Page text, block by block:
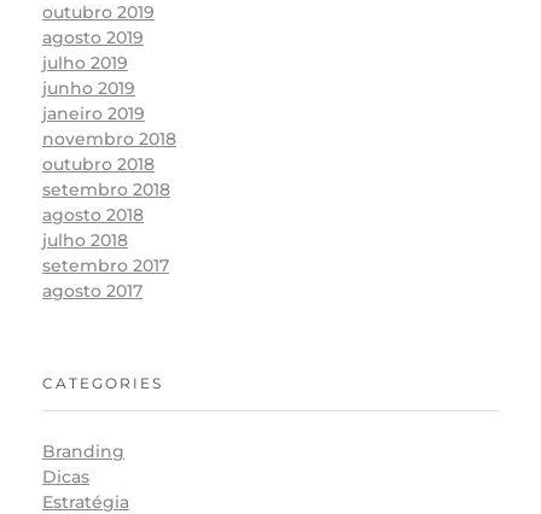
outubro 2019
agosto 2019
julho 2019
junho 2019
janeiro 2019
novembro 2018
outubro 2018
setembro 2018
agosto 2018
julho 2018
setembro 2017
agosto 2017
CATEGORIES
Branding
Dicas
Estratégia